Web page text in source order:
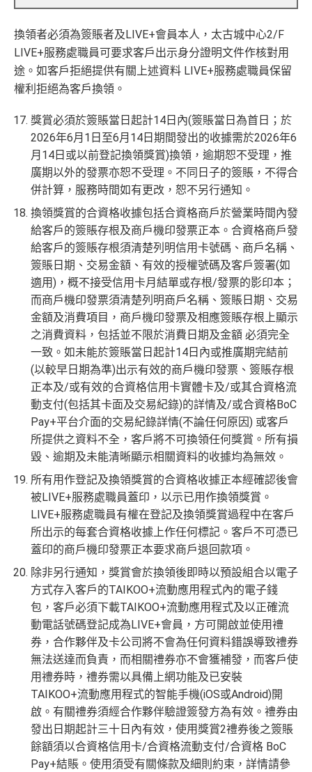
換領者必須為簽賬者及LIVE+會員本人，太古城中心2/F
LIVE+服務處職員可要求客戶出示身分證明文件作核對用
途。如客戶拒絕提供有關上述資料 LIVE+服務處職員保留
權利拒絕為客戶換領。
獎賞必須於簽賬當日起計14日內(簽賬當日為首日；於
2026年6月1日至6月14日期間發出的收據需於2026年6
月14日或以前登記換領獎賞)換領，逾期恕不受理，推
廣期以外的發票亦恕不受理。不同日子的簽賬，不得合
併計算，服務時間如有更改，恕不另行通知。
換領獎賞的合資格收據包括合資格商戶於營業時間內發
給客戶的簽賬存根及商戶機印發票正本。合資格商戶發
給客戶的簽賬存根須清楚列明信用卡號碼、商戶名稱、
簽賬日期、交易金額、有效的授權號碼及客戶簽署(如
適用)，概不接受信用卡月結單或存根/發票的影印本；
而商戶機印發票須清楚列明商戶名稱、簽賬日期、交易
金額及消費項目，商戶機印發票及相應簽賬存根上顯示
之消費資料，包括並不限於消費日期及金額 必須完全
一致。如未能於簽賬當日起計14日內或推廣期完結前
(以較早日期為準)出示有效的商戶機印發票、簽賬存根
正本及/或有效的合資格信用卡實體卡及/或其合資格流
動支付(包括其卡面及交易紀錄)的詳情及/或合資格BoC
Pay+平台介面的交易紀錄詳情(不論任何原因) 或客戶
所提供之資料不全，客戶將不可換領任何獎賞。所有損
毀、逾期及未能清晰顯示相關資料的收據均為無效。
所有用作登記及換領獎賞的合資格收據正本經確認後會
被LIVE+服務處職員蓋印，以示已用作換領獎賞。
LIVE+服務處職員有權在登記及換領獎賞過程中在客戶
所出示的每套合資格收據上作任何標記。客戶不可憑已
蓋印的商戶機印發票正本要求商戶退回款項。
除非另行通知，獎賞會於換領後即時以預設組合以電子
方式存入客戶的TAIKOO+流動應用程式內的電子錢
包，客戶必須下載TAIKOO+流動應用程式及以正確流
動電話號碼登記成為LIVE+會員，方可開啟並使用禮
券，合作夥伴及卡公司將不會為任何資料錯誤導致禮券
無法送達而負責，而相關禮券亦不會獲補發，而客戶使
用禮券時，禮券需以具備上網功能及已安裝
TAIKOO+流動應用程式的智能手機(iOS或Android)開
啟。有關禮券須經合作夥伴驗證簽發方為有效。禮券由
發出日期起計三十日內有效，使用獎賞2禮券後之簽賬
餘額須以合資格信用卡/合資格流動支付/合資格 BoC
Pay+結賬。使用須受有關條款及細則約束，詳情請參